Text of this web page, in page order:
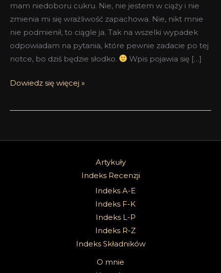
mam niedoboru cukru. Nie, nie jestem w ciąży i nie
zmienia mi się wrażliwość zapachowa. Nie, nikt mnie
nie podmienił, to ciągle ja. Tak na wszelki wypadek
odpowiadam na pytania, które pewnie zadacie po tej
notce, bo dziś będzie słodko.
Wpis pojawia się […]
Dowiedz się więcej »
Artykuły
Indeks Recenzji
Indeks A-E
Indeks F-K
Indeks L-P
Indeks R-Z
Indeks Składników
O mnie